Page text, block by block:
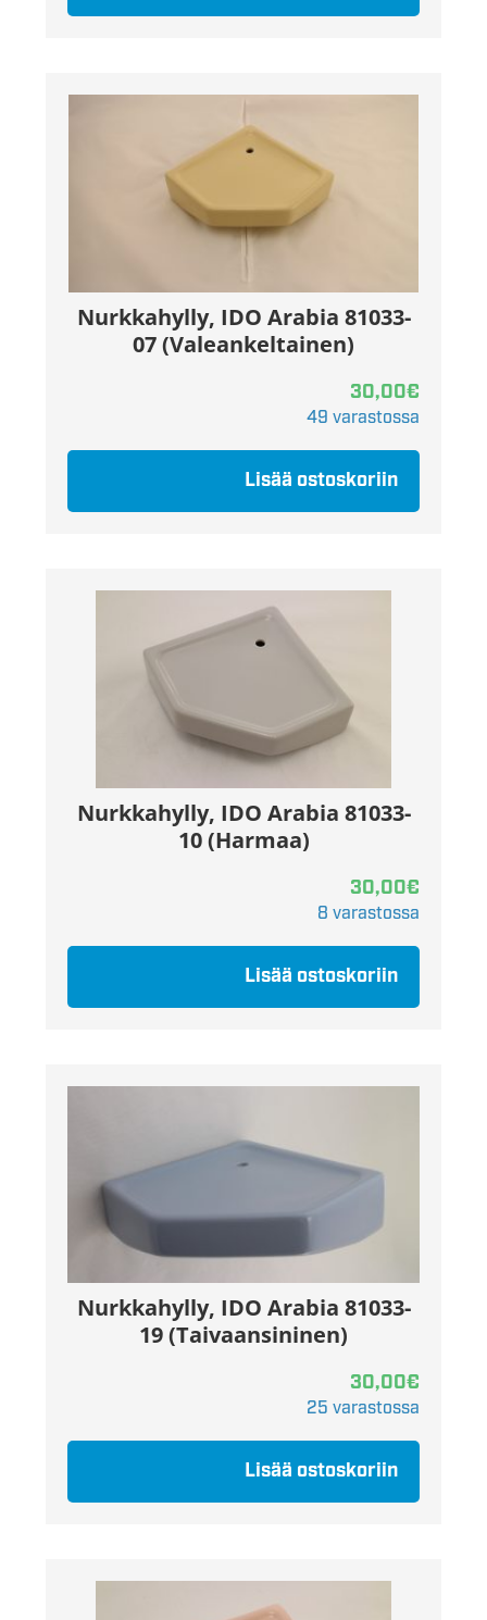
Nurkkahylly, IDO Arabia 81033-
07 (Valeankeltainen)
30,00€
49 varastossa
Lisää ostoskoriin
Nurkkahylly, IDO Arabia 81033-
10 (Harmaa)
30,00€
8 varastossa
Lisää ostoskoriin
Nurkkahylly, IDO Arabia 81033-
19 (Taivaansininen)
30,00€
25 varastossa
Lisää ostoskoriin